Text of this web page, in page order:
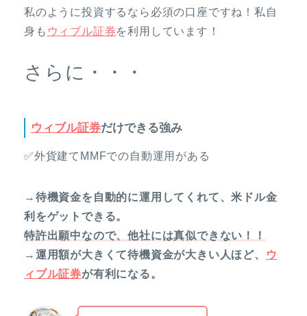
私のように投資するなら必須の口座ですね！私自
身も ウィブル証券を利用しています！
さらに・・・
ウィブル証券だけできる強み
✅外貨建てMMFでの自動運用がある
→待機資金を自動的に運用してくれて、米ドル金
利をゲットできる。
特許出願中なので、他社には真似できない！！
→運用額が大きくて待機資金が大きい人ほど、
ウ
ィブル証券が有利になる。